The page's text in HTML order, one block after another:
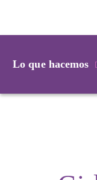
Lo que hacemos